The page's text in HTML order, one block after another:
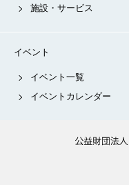
施設・サービス
イベント
イベント一覧
イベントカレンダー